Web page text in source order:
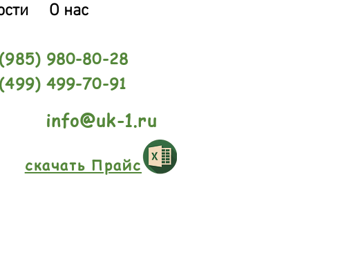
О нас
980-80-28
499-70-91
info@uk-1.ru
скачать Прайс